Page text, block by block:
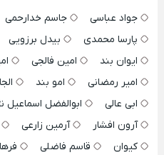
جواد عباسی جاسم خدارحمی
پارسا محمدی
بیدل برزویی
ایوان بند
امین فالجی
امیر رمضانی
امو بند
ابی عالی
ابوالفضل اسماعیل
آرون افشار
آرمین زارعی
کیوان
قاسم فاضلی